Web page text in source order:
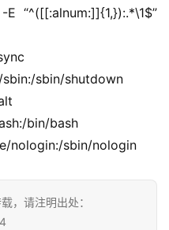
sbin/shutdown
bin/bash
nologin:/sbin/nologin
，请注明出处：